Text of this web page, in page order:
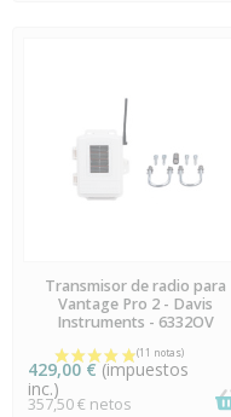
EN STOCK
Transmisor de radio para
Vantage Pro 2 - Davis
Instruments - 6332OV
429,00 € (impuestos
inc.)
357,50 € netos